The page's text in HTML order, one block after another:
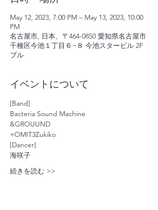
May 12, 2023, 7:00 PM – May 13, 2023, 10:00
PM
名古屋市, 日本、〒464-0850 愛知県名古屋市
千種区今池１丁目６−８ 今池スタービル 2F
ブル
イベントについて
[Band]
Bacteria Sound Machine
&GROUUND
+OMIT3Zukiko
[Dancer]
海咲子
続きを読む >>